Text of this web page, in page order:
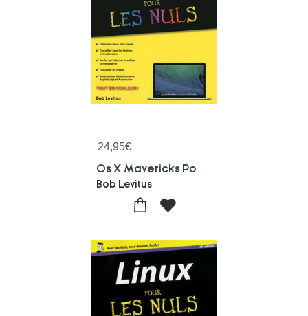
24,95€
Bob Levitus